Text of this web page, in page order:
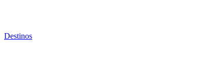
Destinos